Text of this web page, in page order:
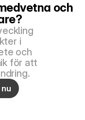
och
i
och
för att